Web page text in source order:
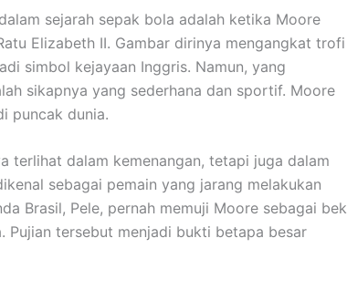
sejarah sepak bola adalah ketika Moore
Elizabeth II. Gambar dirinya mengangkat trofi
simbol kejayaan Inggris. Namun, yang
sikapnya yang sederhana dan sportif. Moore
puncak dunia.
terlihat dalam kemenangan, tetapi juga dalam
sebagai pemain yang jarang melakukan
Brasil, Pele, pernah memuji Moore sebagai bek
Pujian tersebut menjadi bukti betapa besar